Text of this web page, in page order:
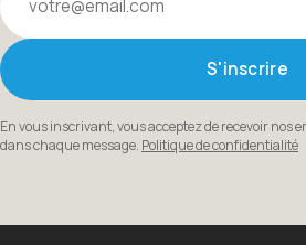
S'inscrire
En vous inscrivant, vous acceptez de recevoir nos
dans chaque message. Politique de confidentialité